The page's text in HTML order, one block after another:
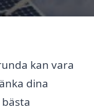
kan vara
dina